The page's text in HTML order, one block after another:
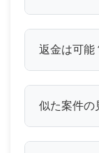
返金は可能
似た案件の